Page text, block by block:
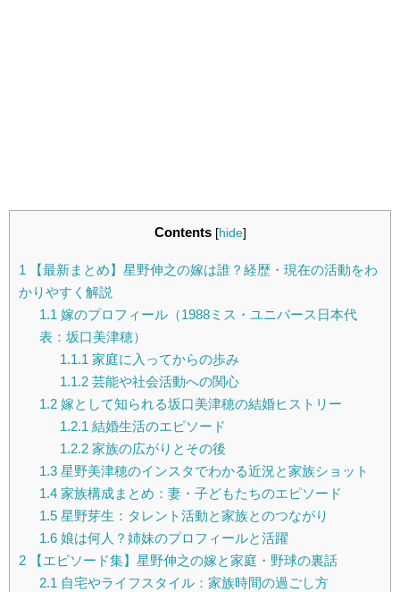
Contents [hide]
1 【最新まとめ】星野伸之の嫁は誰？経歴・現在の活動をわ
かりやすく解説
1.1 嫁のプロフィール（1988ミス・ユニバース日本代
表：坂口美津穂）
1.1.1 家庭に入ってからの歩み
1.1.2芸能や社会活動への関心
1.2嫁として知られる坂口美津穂の結婚ヒストリー
1.2.1 結婚生活のエピソード
1.2.2家族の広がりとその後
1.3星野美津穂のインスタでわかる近況と家族ショット
1.4家族構成まとめ：妻・子どもたちのエピソード
1.5星野芽生：タレント活動と家族とのつながり
1.6娘は何人？姉妹のプロフィールと活躍
2 【エピソード集】星野伸之の嫁と家庭・野球の裏話
2.1 自宅やライフスタイル：家族時間の過ごし方